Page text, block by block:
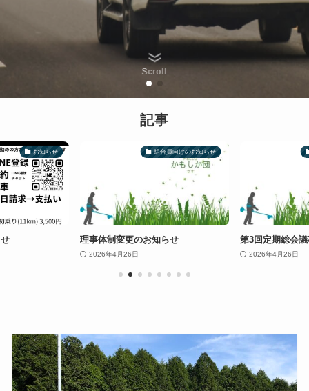
Scroll
記事
お知らせ 組合員向けのお知らせ
理事体制変更のお知らせ
2026年4月26日
第3回定期総会
2026年4月26日